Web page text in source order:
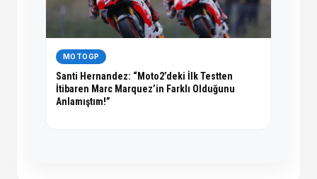
MOTOGP
Santi Hernandez: “Moto2’deki İlk Testten
İtibaren Marc Marquez’in Farklı Olduğunu
Anlamıştım!”